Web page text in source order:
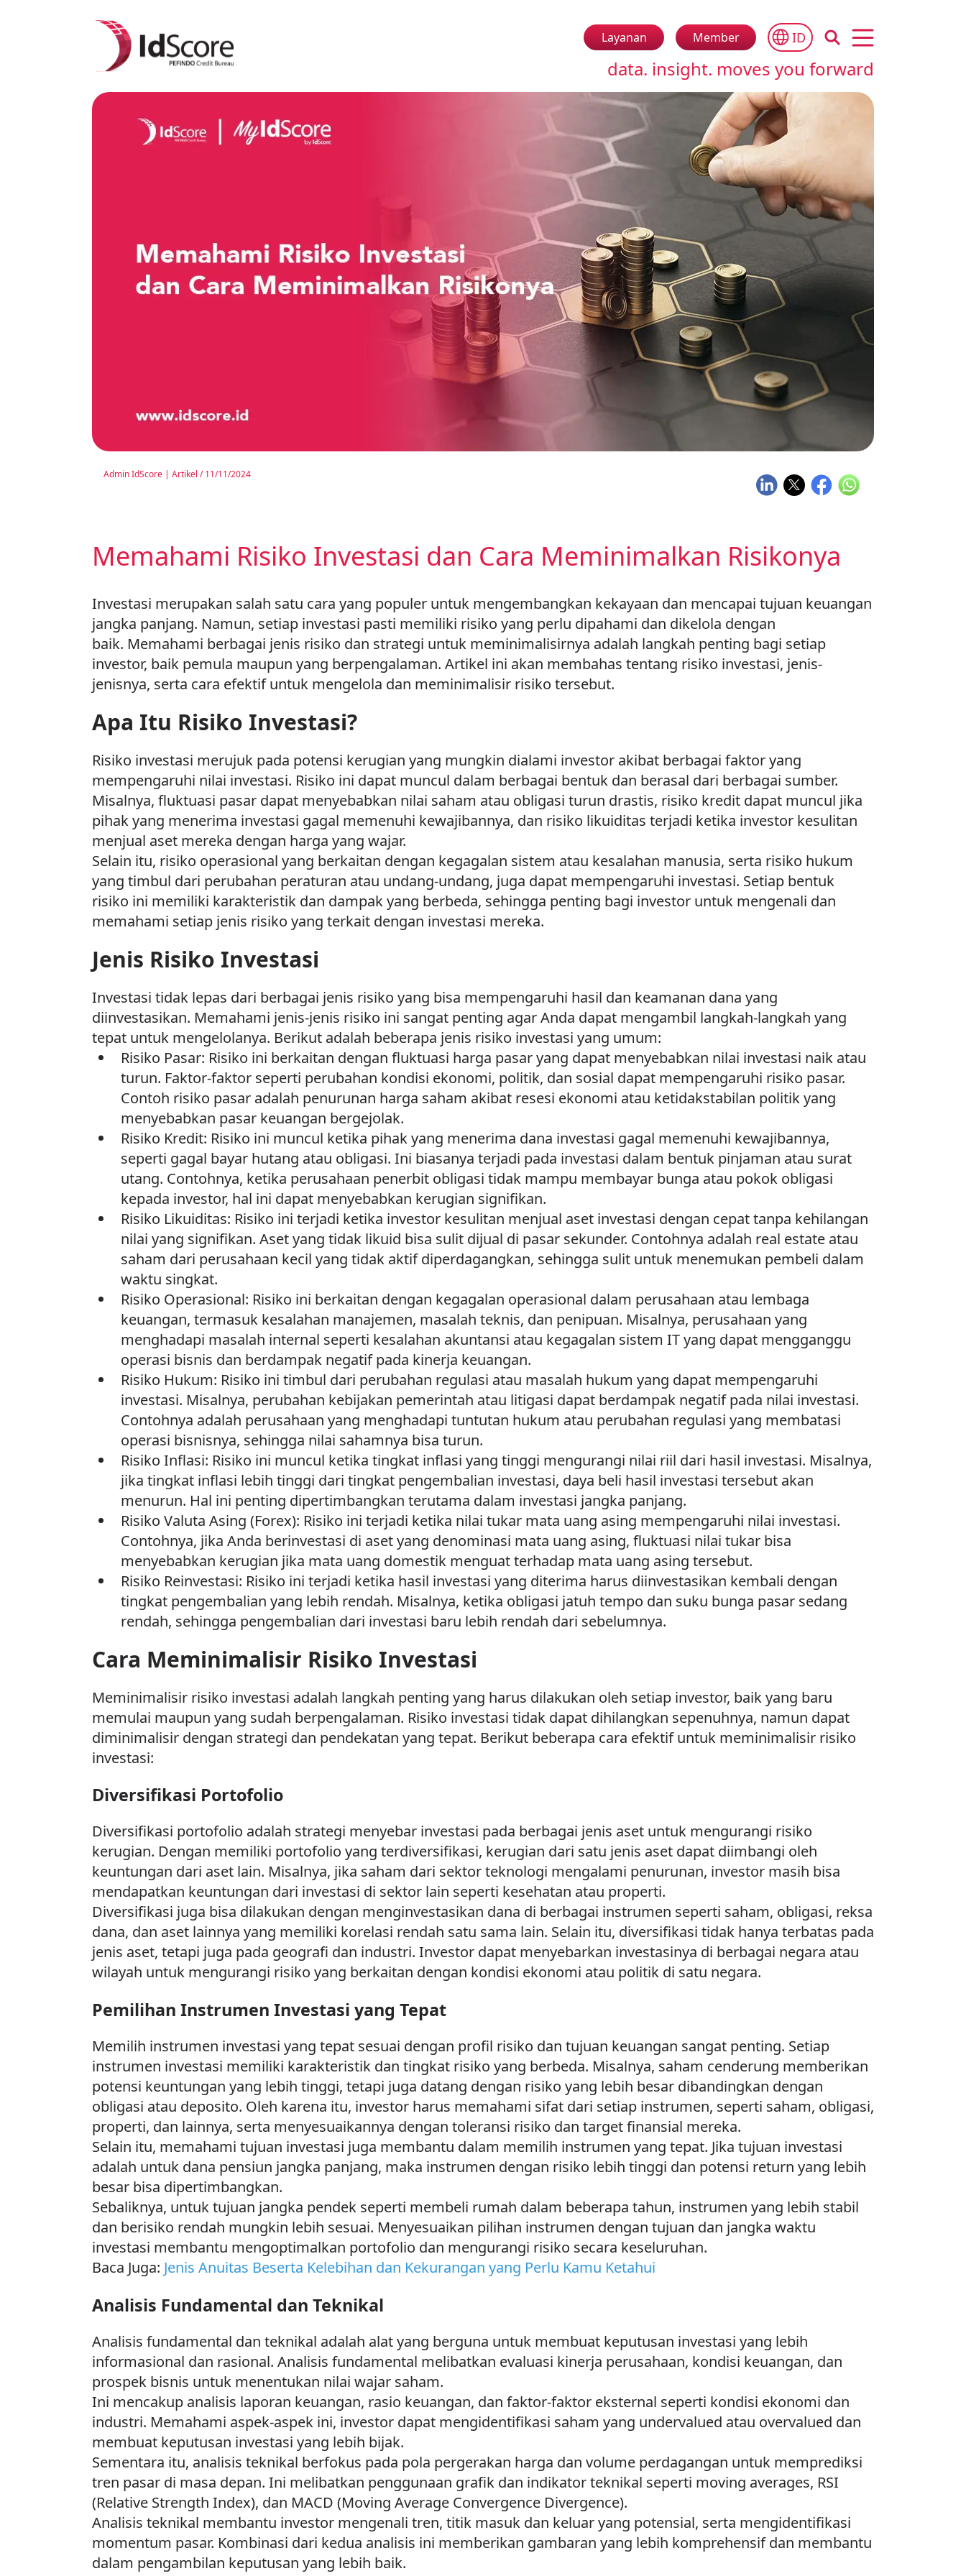
Layanan Member ID Open main menu
data. insight. moves you forward
Admin IdScore | Artikel /11/11/2024
Memahami Risiko Investasi dan Cara Meminimalkan Risikonya
Investasi merupakan salah satu cara yang populer untuk mengembangkan kekayaan dan mencapai tujuan keuangan
jangka panjang. Namun, setiap investasi pasti memiliki risiko yang perlu dipahami dan dikelola dengan
baik. Memahami berbagai jenis risiko dan strategi untuk meminimalisirnya adalah langkah penting bagi setiap
investor, baik pemula maupun yang berpengalaman. Artikel ini akan membahas tentang risiko investasi, jenis-
jenisnya, serta cara efektif untuk mengelola dan meminimalisir risiko tersebut.
Apa Itu Risiko Investasi?
Risiko investasi merujuk pada potensi kerugian yang mungkin dialami investor akibat berbagai faktor yang
mempengaruhi nilai investasi. Risiko ini dapat muncul dalam berbagai bentuk dan berasal dari berbagai sumber.
Misalnya, fluktuasi pasar dapat menyebabkan nilai saham atau obligasi turun drastis, risiko kredit dapat muncul jika
pihak yang menerima investasi gagal memenuhi kewajibannya, dan risiko likuiditas terjadi ketika investor kesulitan
menjual aset mereka dengan harga yang wajar.
Selain itu, risiko operasional yang berkaitan dengan kegagalan sistem atau kesalahan manusia, serta risiko hukum
yang timbul dari perubahan peraturan atau undang-undang, juga dapat mempengaruhi investasi. Setiap bentuk
risiko ini memiliki karakteristik dan dampak yang berbeda, sehingga penting bagi investor untuk mengenali dan
memahami setiap jenis risiko yang terkait dengan investasi mereka.
Jenis Risiko Investasi
Investasi tidak lepas dari berbagai jenis risiko yang bisa mempengaruhi hasil dan keamanan dana yang
diinvestasikan. Memahami jenis-jenis risiko ini sangat penting agar Anda dapat mengambil langkah-langkah yang
tepat untuk mengelolanya. Berikut adalah beberapa jenis risiko investasi yang umum:
Risiko Pasar: Risiko ini berkaitan dengan fluktuasi harga pasar yang dapat menyebabkan nilai investasi naik atau
turun. Faktor-faktor seperti perubahan kondisi ekonomi, politik, dan sosial dapat mempengaruhi risiko pasar.
Contoh risiko pasar adalah penurunan harga saham akibat resesi ekonomi atau ketidakstabilan politik yang
menyebabkan pasar keuangan bergejolak.
Risiko Kredit: Risiko ini muncul ketika pihak yang menerima dana investasi gagal memenuhi kewajibannya,
seperti gagal bayar hutang atau obligasi. Ini biasanya terjadi pada investasi dalam bentuk pinjaman atau surat
utang. Contohnya, ketika perusahaan penerbit obligasi tidak mampu membayar bunga atau pokok obligasi
kepada investor, hal ini dapat menyebabkan kerugian signifikan.
Risiko Likuiditas: Risiko ini terjadi ketika investor kesulitan menjual aset investasi dengan cepat tanpa kehilangan
nilai yang signifikan. Aset yang tidak likuid bisa sulit dijual di pasar sekunder. Contohnya adalah real estate atau
saham dari perusahaan kecil yang tidak aktif diperdagangkan, sehingga sulit untuk menemukan pembeli dalam
waktu singkat.
Risiko Operasional: Risiko ini berkaitan dengan kegagalan operasional dalam perusahaan atau lembaga
keuangan, termasuk kesalahan manajemen, masalah teknis, dan penipuan. Misalnya, perusahaan yang
menghadapi masalah internal seperti kesalahan akuntansi atau kegagalan sistem IT yang dapat mengganggu
operasi bisnis dan berdampak negatif pada kinerja keuangan.
Risiko Hukum: Risiko ini timbul dari perubahan regulasi atau masalah hukum yang dapat mempengaruhi
investasi. Misalnya, perubahan kebijakan pemerintah atau litigasi dapat berdampak negatif pada nilai investasi.
Contohnya adalah perusahaan yang menghadapi tuntutan hukum atau perubahan regulasi yang membatasi
operasi bisnisnya, sehingga nilai sahamnya bisa turun.
Risiko Inflasi: Risiko ini muncul ketika tingkat inflasi yang tinggi mengurangi nilai riil dari hasil investasi. Misalnya,
jika tingkat inflasi lebih tinggi dari tingkat pengembalian investasi, daya beli hasil investasi tersebut akan
menurun. Hal ini penting dipertimbangkan terutama dalam investasi jangka panjang.
Risiko Valuta Asing (Forex): Risiko ini terjadi ketika nilai tukar mata uang asing mempengaruhi nilai investasi.
Contohnya, jika Anda berinvestasi di aset yang denominasi mata uang asing, fluktuasi nilai tukar bisa
menyebabkan kerugian jika mata uang domestik menguat terhadap mata uang asing tersebut.
Risiko Reinvestasi: Risiko ini terjadi ketika hasil investasi yang diterima harus diinvestasikan kembali dengan
tingkat pengembalian yang lebih rendah. Misalnya, ketika obligasi jatuh tempo dan suku bunga pasar sedang
rendah, sehingga pengembalian dari investasi baru lebih rendah dari sebelumnya.
Cara Meminimalisir Risiko Investasi
Meminimalisir risiko investasi adalah langkah penting yang harus dilakukan oleh setiap investor, baik yang baru
memulai maupun yang sudah berpengalaman. Risiko investasi tidak dapat dihilangkan sepenuhnya, namun dapat
diminimalisir dengan strategi dan pendekatan yang tepat. Berikut beberapa cara efektif untuk meminimalisir risiko
investasi:
Diversifikasi Portofolio
Diversifikasi portofolio adalah strategi menyebar investasi pada berbagai jenis aset untuk mengurangi risiko
kerugian. Dengan memiliki portofolio yang terdiversifikasi, kerugian dari satu jenis aset dapat diimbangi oleh
keuntungan dari aset lain. Misalnya, jika saham dari sektor teknologi mengalami penurunan, investor masih bisa
mendapatkan keuntungan dari investasi di sektor lain seperti kesehatan atau properti.
Diversifikasi juga bisa dilakukan dengan menginvestasikan dana di berbagai instrumen seperti saham, obligasi, reksa
dana, dan aset lainnya yang memiliki korelasi rendah satu sama lain. Selain itu, diversifikasi tidak hanya terbatas pada
jenis aset, tetapi juga pada geografi dan industri. Investor dapat menyebarkan investasinya di berbagai negara atau
wilayah untuk mengurangi risiko yang berkaitan dengan kondisi ekonomi atau politik di satu negara.
Pemilihan Instrumen Investasi yang Tepat
Memilih instrumen investasi yang tepat sesuai dengan profil risiko dan tujuan keuangan sangat penting. Setiap
instrumen investasi memiliki karakteristik dan tingkat risiko yang berbeda. Misalnya, saham cenderung memberikan
potensi keuntungan yang lebih tinggi, tetapi juga datang dengan risiko yang lebih besar dibandingkan dengan
obligasi atau deposito. Oleh karena itu, investor harus memahami sifat dari setiap instrumen, seperti saham, obligasi,
properti, dan lainnya, serta menyesuaikannya dengan toleransi risiko dan target finansial mereka.
Selain itu, memahami tujuan investasi juga membantu dalam memilih instrumen yang tepat. Jika tujuan investasi
adalah untuk dana pensiun jangka panjang, maka instrumen dengan risiko lebih tinggi dan potensi return yang lebih
besar bisa dipertimbangkan.
Sebaliknya, untuk tujuan jangka pendek seperti membeli rumah dalam beberapa tahun, instrumen yang lebih stabil
dan berisiko rendah mungkin lebih sesuai. Menyesuaikan pilihan instrumen dengan tujuan dan jangka waktu
investasi membantu mengoptimalkan portofolio dan mengurangi risiko secara keseluruhan.
Baca Juga: Jenis Anuitas Beserta Kelebihan dan Kekurangan yang Perlu Kamu Ketahui
Analisis Fundamental dan Teknikal
Analisis fundamental dan teknikal adalah alat yang berguna untuk membuat keputusan investasi yang lebih
informasional dan rasional. Analisis fundamental melibatkan evaluasi kinerja perusahaan, kondisi keuangan, dan
prospek bisnis untuk menentukan nilai wajar saham.
Ini mencakup analisis laporan keuangan, rasio keuangan, dan faktor-faktor eksternal seperti kondisi ekonomi dan
industri. Memahami aspek-aspek ini, investor dapat mengidentifikasi saham yang undervalued atau overvalued dan
membuat keputusan investasi yang lebih bijak.
Sementara itu, analisis teknikal berfokus pada pola pergerakan harga dan volume perdagangan untuk memprediksi
tren pasar di masa depan. Ini melibatkan penggunaan grafik dan indikator teknikal seperti moving averages, RSI
(Relative Strength Index), dan MACD (Moving Average Convergence Divergence).
Analisis teknikal membantu investor mengenali tren, titik masuk dan keluar yang potensial, serta mengidentifikasi
momentum pasar. Kombinasi dari kedua analisis ini memberikan gambaran yang lebih komprehensif dan membantu
dalam pengambilan keputusan yang lebih baik.